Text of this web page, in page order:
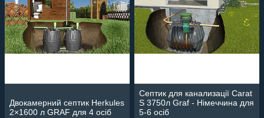
Двокамерний септик Herkules
2×1600 л GRAF для 4 осіб
Септик для канализації Carat
S 3750л Graf - Німеччина для
5-6 осіб